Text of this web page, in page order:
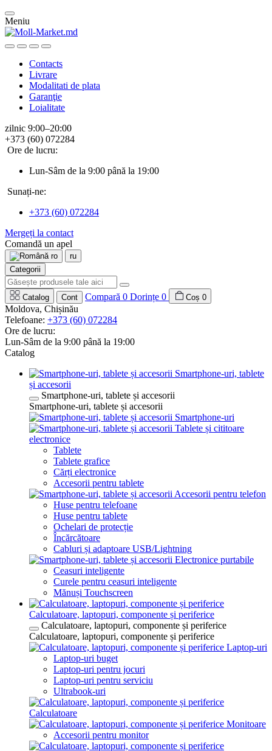
Meniu
Contacts
Livrare
Modalitati de plata
Garanţie
Loialitate
zilnic 9:00–20:00
+373 (60) 072284
Ore de lucru:
Lun-Sâm de la 9:00 până la 19:00
Sunați-ne:
+373 (60) 072284
Mergeți la contact
Comandă un apel
ro
ru
Categorii
Catalog Cont Compară 0 Dorințe 0 Coș 0
Moldova, Chișinău
Telefoane: +373 (60) 072284
Ore de lucru:
Lun-Sâm de la 9:00 până la 19:00
Catalog
Smartphone-uri, tablete
și accesorii
Smartphone-uri, tablete și accesorii
Smartphone-uri, tablete și accesorii
Smartphone-uri
Tablete și cititoare
electronice
Tablete
Tablete grafice
Cărți electronice
Accesorii pentru tablete
Accesorii pentru telefon
Huse pentru telefoane
Huse pentru tablete
Ochelari de protecție
Încărcătoare
Cabluri și adaptoare USB/Lightning
Electronice purtabile
Ceasuri inteligente
Curele pentru ceasuri inteligente
Mănuși Touchscreen
Calculatoare, laptopuri, componente și periferice
Calculatoare, laptopuri, componente și periferice
Calculatoare, laptopuri, componente și periferice
Laptop-uri
Laptop-uri buget
Laptop-uri pentru jocuri
Laptop-uri pentru serviciu
Ultrabook-uri
Calculatoare
Monitoare
Accesorii pentru monitor